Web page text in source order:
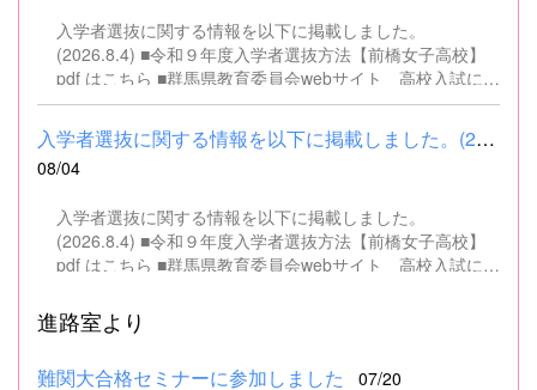
する方は、応募できませんので御了承ください。 （1）地
方公務員法第16条に該当する者（以下のいずれかに該当す
る人） ・禁錮以上の刑に処せられ、その執行を終わるまで
又は執行を受けることがなくなるまでの者 ・群馬県職員と
して懲戒免職の処分を受け、当該処分の日から2年を経過
しない者 ・人事委員会又は公平委員会の委員の職にあっ
て、地方公務員法第60条から第63条までに規定する罪を犯
政府を暴力で破壊することを主張する政党その他の団体を
結成し、又はこれに加入した者 （2）平成11年改正前の民
法の規定による準禁治産の宣告を受けている者（心...
入学者選抜に関する情報を以下に掲載しました。
(2026.8.4) ■令和９年度入学者選抜方法【前橋女子高校】
pdf はこちら ■群馬県教育委員会webサイト 高校入試に関
するページはこちら
入学者選抜に関する情報を以下に掲載しました。(2026.8.4) ■令和...
08/04
入学者選抜に関する情報を以下に掲載しました。
(2026.8.4) ■令和９年度入学者選抜方法【前橋女子高校】
pdf はこちら ■群馬県教育委員会webサイト 高校入試に関
進路室より
難関大合格セミナーに参加しました 07/20